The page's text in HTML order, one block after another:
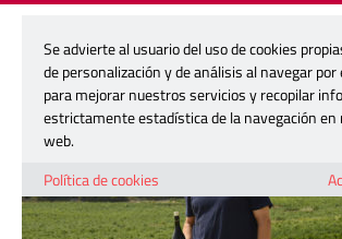
26 julio, 2018
Se advierte al usuario del uso de cookies
de personalización y de análisis al navegar
para mejorar nuestros servicios y recopilar
estrictamente estadística de la navegación
web.
Política de cookies